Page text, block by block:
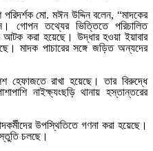
মো. মঈন উদ্দিন বলেন, “মাদকের
গোপন তথ্যের ভিত্তিতে পরিচালিত
আটক করা হয়েছে। উদ্ধার হওয়া ইয়াবার
মাদক পাচারের সঙ্গে জড়িত অন্যদের
রাখা হয়েছে। তার বিরুদ্ধে
নাইক্ষ্যংছড়ি থানায় হস্তান্তরের
উপস্থিতিতে গণনা করা হয়েছে।
চলছে।